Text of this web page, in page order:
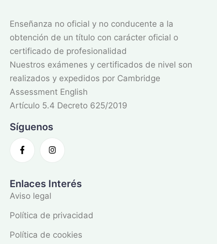
Enseñanza no oficial y no conducente a la
obtención de un título con carácter oficial o
certificado de profesionalidad
Nuestros exámenes y certificados de nivel son
realizados y expedidos por Cambridge
Assessment English
Artículo 5.4 Decreto 625/2019
Síguenos
Enlaces Interés
Aviso legal
Política de privacidad
Política de cookies